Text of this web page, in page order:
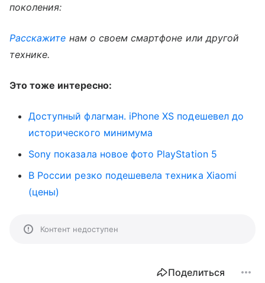
поколения:
Расскажите нам о своем смартфоне или другой
технике.
Это тоже интересно:
Доступный флагман. iPhone XS подешевел до
исторического минимума
Sony показала новое фото PlayStation 5
В России резко подешевела техника Xiaomi
(цены)
Контент недоступен
Поделиться